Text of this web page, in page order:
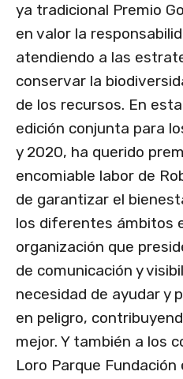
ya tradicional Premio
en valor la
atendiendo a las
conservar la
de los recursos. En
edición conjunta para
y 2020, ha querido
encomiable labor de
de garantizar el
los diferentes ámbitos
organización que
de comunicación y
necesidad de ayudar y
en peligro,
mejor. Y también a los
Loro Parque